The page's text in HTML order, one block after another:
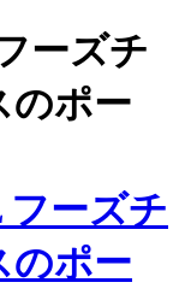
ーズチ
のポー